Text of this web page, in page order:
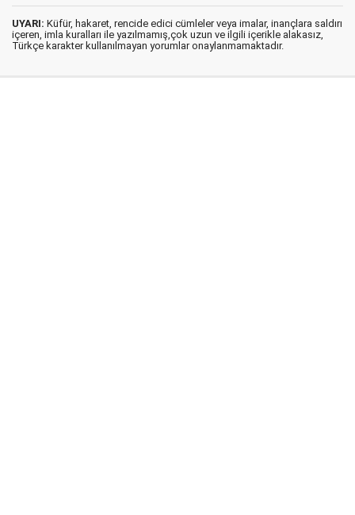
UYARI: Küfür, hakaret, rencide edici cümleler veya imalar, inançlara saldırı
içeren, imla kuralları ile yazılmamış,çok uzun ve ilgili içerikle alakasız,
Türkçe karakter kullanılmayan yorumlar onaylanmamaktadır.